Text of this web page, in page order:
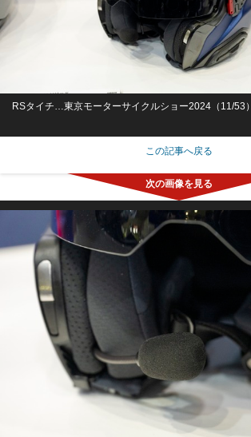
RSタイチ…東京モーターサイクルショー2024（11/53）
この記事へ戻る